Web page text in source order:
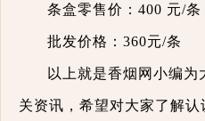
条盒零售价：400 元/条
批发价格：360元/条
以上就是香烟网小编
关资讯，希望对大家了解